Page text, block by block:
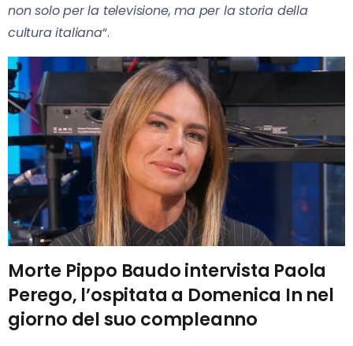
non solo per la televisione, ma per la storia della
cultura italiana“.
Morte Pippo Baudo intervista Paola
Perego, l’ospitata a Domenica In nel
giorno del suo compleanno